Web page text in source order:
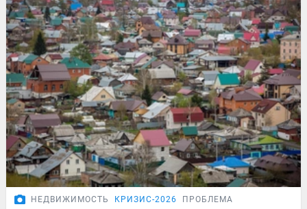
НЕДВИЖИМОСТЬ КРИЗИС-2026 ПРОБЛЕМА